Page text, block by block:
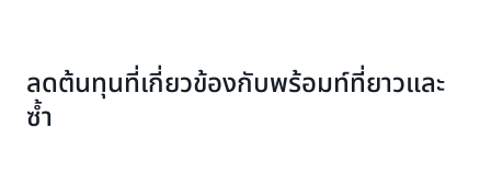
ลดต้นทุนที่เกี่ยวข้องกับพร้อมท์ที่ยาวและ
ซ้ำ